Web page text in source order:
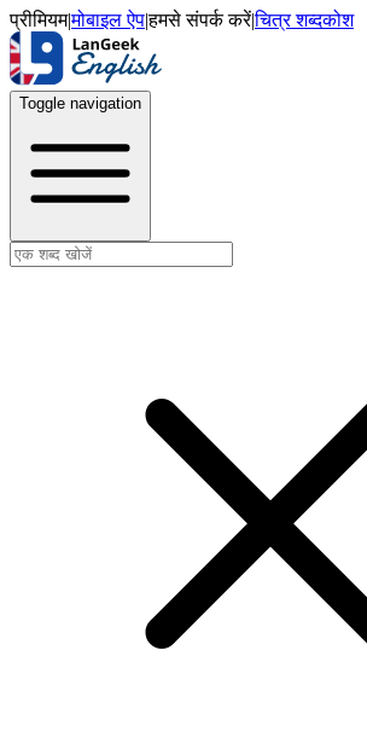
प्रीमियम|मोबाइल ऐप|हमसे संपर्क करें|चित्र शब्दकोश
Toggle navigation